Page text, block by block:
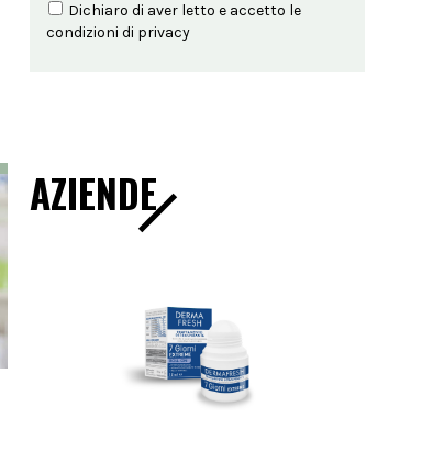
Dichiaro di aver letto e accetto le
condizioni di privacy
AZIENDE